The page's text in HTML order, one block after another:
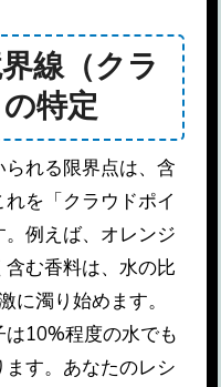
線（クラ
特定
れる限界点は、含
を「クラウドポイ
例えば、オレンジ
む香料は、水の比
に濁り始めます。
10%程度の水でも
す。あなたのレシ